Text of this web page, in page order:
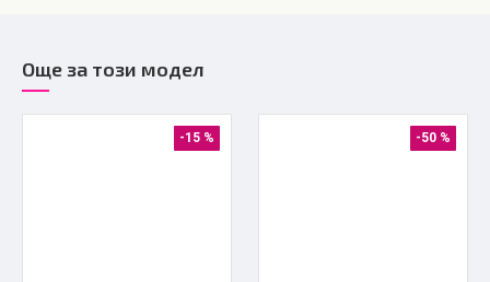
Още за този модел
-15 % -50 %